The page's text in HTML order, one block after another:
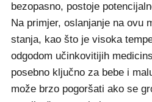
bezopasno, postoje
Na primjer, oslanjanje na ovu
stanja, kao što je visoka
odgodom učinkovitijih
posebno ključno za bebe i
može brzo pogoršati ako se